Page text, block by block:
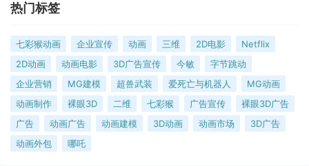
热门标签
七彩猴动画 企业宣传 动画 三维 2D电影
Netflix
2D动画
动画电影 3D广告宣传 今敏
字节跳动
企业营销
MG建模 超兽武装 爱死亡与机器人
MG动画
动画制作
裸眼3D 二维 七彩猴 广告宣传
裸眼3D广告
广告
动画广告 动画建模 3D动画 动画市场
3D广告
动画外包
哪吒